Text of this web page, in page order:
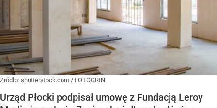
Źródło: shutterstock.com / FOTOGRIN
Urząd Płocki podpisał umowę z Fundacją Leroy